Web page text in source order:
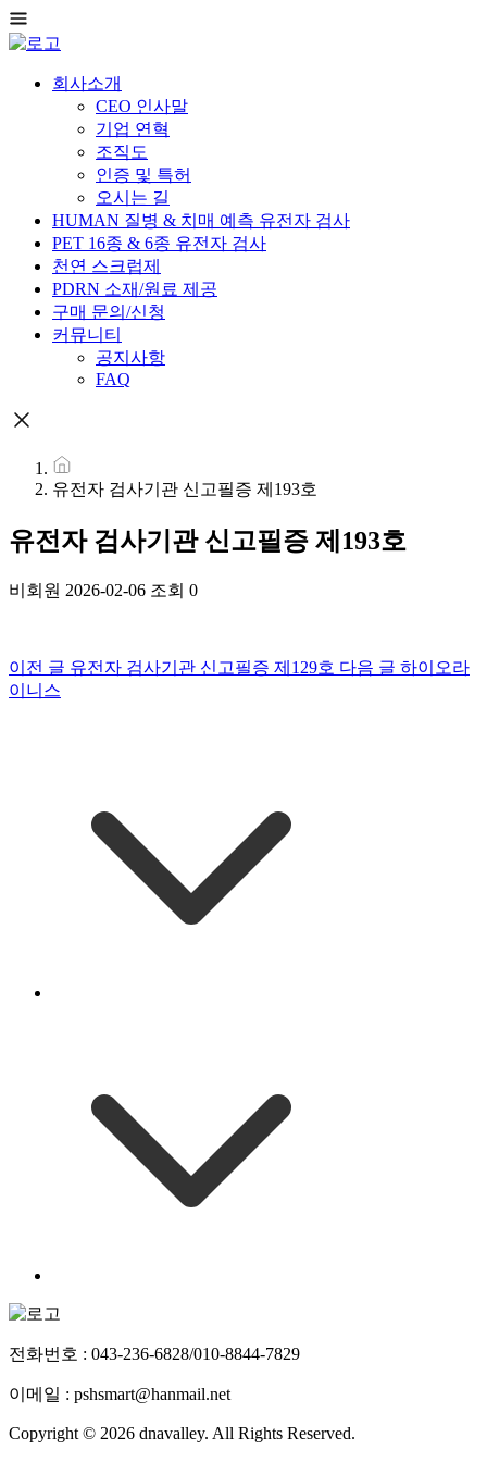
회사소개
CEO 인사말
기업 연혁
조직도
인증 및 특허
오시는 길
HUMAN 질병 & 치매 예측 유전자 검사
PET 16종 & 6종 유전자 검사
천연 스크럽제
PDRN 소재/원료 제공
구매 문의/신청
커뮤니티
공지사항
FAQ
유전자 검사기관 신고필증 제193호
유전자 검사기관 신고필증 제193호
비회원 2026-02-06 조회 0
이전 글 유전자 검사기관 신고필증 제129호 다음 글 하이오라
이니스
전화번호 : 043-236-6828/010-8844-7829
이메일 : pshsmart@hanmail.net
Copyright © 2026 dnavalley. All Rights Reserved.